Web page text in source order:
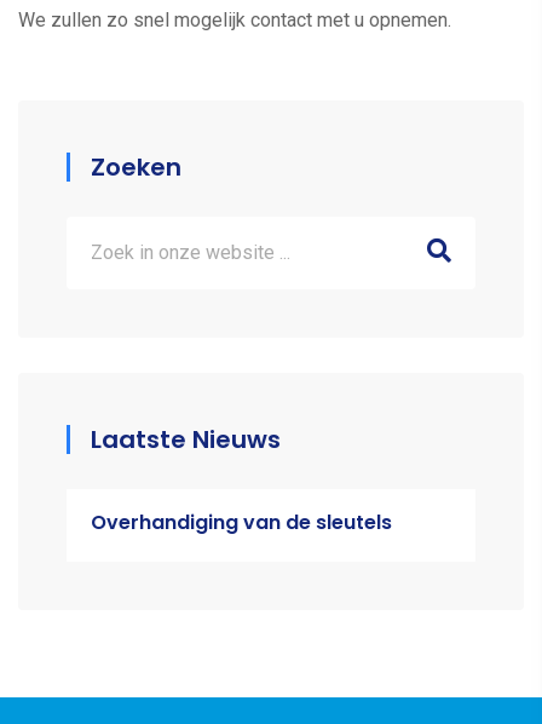
We zullen zo snel mogelijk contact met u opnemen.
Zoeken
Laatste Nieuws
Overhandiging van de sleutels